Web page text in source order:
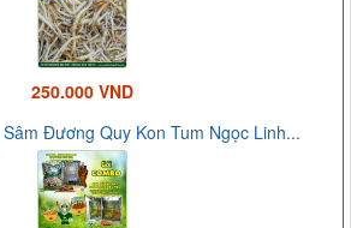
250.000 VND
Đương Quy Kon Tum Ngọc Linh...